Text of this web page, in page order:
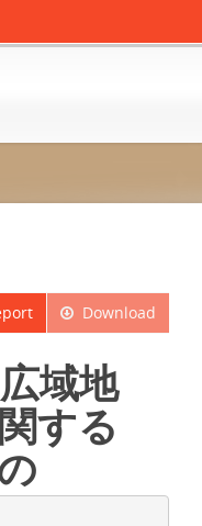
Download
域地
する